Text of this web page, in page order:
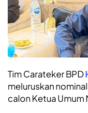
Tim Carateker BPD
meluruskan
calon Ketua Umum